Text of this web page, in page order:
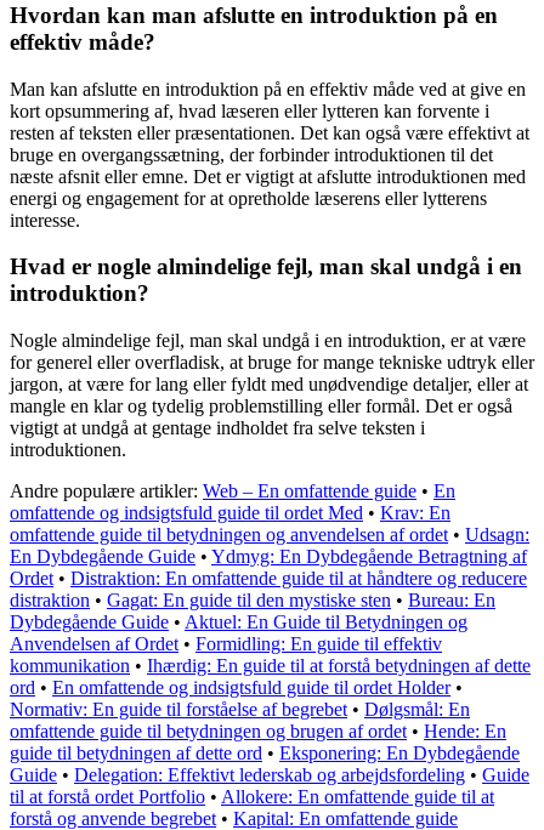
Hvordan kan man afslutte en introduktion på en
effektiv måde?
Man kan afslutte en introduktion på en effektiv måde ved at give en
kort opsummering af, hvad læseren eller lytteren kan forvente i
resten af teksten eller præsentationen. Det kan også være effektivt at
bruge en overgangssætning, der forbinder introduktionen til det
næste afsnit eller emne. Det er vigtigt at afslutte introduktionen med
energi og engagement for at opretholde læserens eller lytterens
interesse.
Hvad er nogle almindelige fejl, man skal undgå i en
introduktion?
Nogle almindelige fejl, man skal undgå i en introduktion, er at være
for generel eller overfladisk, at bruge for mange tekniske udtryk eller
jargon, at være for lang eller fyldt med unødvendige detaljer, eller at
mangle en klar og tydelig problemstilling eller formål. Det er også
vigtigt at undgå at gentage indholdet fra selve teksten i
introduktionen.
Andre populære artikler: Web – En omfattende guide • En
omfattende og indsigtsfuld guide til ordet Med • Krav: En
omfattende guide til betydningen og anvendelsen af ordet • Udsagn:
En Dybdegående Guide • Ydmyg: En Dybdegående Betragtning af
Ordet • Distraktion: En omfattende guide til at håndtere og reducere
distraktion • Gagat: En guide til den mystiske sten • Bureau: En
Dybdegående Guide • Aktuel: En Guide til Betydningen og
Anvendelsen af Ordet • Formidling: En guide til effektiv
kommunikation • Ihærdig: En guide til at forstå betydningen af dette
ord • En omfattende og indsigtsfuld guide til ordet Holder•
Normativ: En guide til forståelse af begrebet • Dølgsmål: En
omfattende guide til betydningen og brugen af ordet • Hende: En
guide til betydningen af dette ord • Eksponering: En Dybdegående
Guide • Delegation: Effektivt lederskab og arbejdsfordeling • Guide
til at forstå ordet Portfolio • Allokere: En omfattende guide til at
forstå og anvende begrebet • Kapital: En omfattende guide